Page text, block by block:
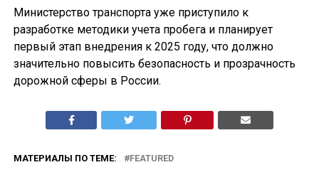
Министерство транспорта уже приступило к
разработке методики учета пробега и планирует
первый этап внедрения к 2025 году, что должно
значительно повысить безопасность и прозрачность
дорожной сферы в России.
МАТЕРИАЛЫ ПО ТЕМЕ: FEATURED